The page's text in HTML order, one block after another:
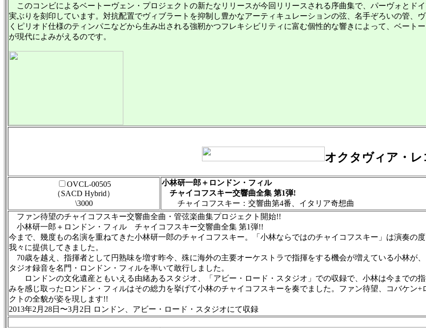
このコンビによるベートーヴェン・プロジェクトの新たなリリースが今回リリースされる序曲集で、パーヴォとド
実ぶりを刻印しています。対抗配置でヴィブラートを抑制し豊かなアーティキュレーションの弦、名手ぞろいの管、
くピリオド仕様のティンパニなどから生み出される強靭かつフレキシビリティに富む個性的な響きによって、ベート
が現代によみがえるのです。
オクタヴィア・レ
OVCL-00505
（SACD Hybrid）
\3000
小林研一郎＋ロンドン・フィル
チャイコフスキー交響曲全集 第1弾!
チャイコフスキー：交響曲第4番、イタリア奇想曲
ファン待望のチャイコフスキー交響曲全曲・管弦楽曲集プロジェクト開始!!
小林研一郎＋ロンドン・フィル チャイコフスキー交響曲全集 第1弾!!
今まで、幾度もの名演を重ねてきた小林研一郎のチャイコフスキー。「小林ならではのチャイコフスキー」は演奏の
我々に提供してきました。
70歳を越え、指揮者として円熟味を増す昨今、殊に海外の主要オーケストラで指揮をする機会が増えている小林が
タジオ録音を名門・ロンドン・フィルを率いて敢行しました。
ロンドンの文化遺産ともいえる由緒あるスタジオ、「アビー・ロード・スタジオ」での収録で、小林は今までの
みを感じ取ったロンドン・フィルはその総力を挙げて小林のチャイコフスキーを奏でました。ファン待望、コバケン
クトの全貌が姿を現します!!
2013年2月28日〜3月2日 ロンドン、アビー・ロード・スタジオにて収録